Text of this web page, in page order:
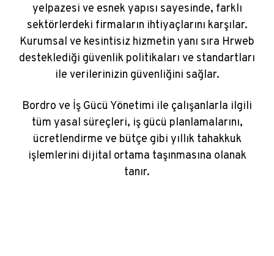
yelpazesi ve esnek yapısı sayesinde, farklı
sektörlerdeki firmaların ihtiyaçlarını karşılar.
Kurumsal ve kesintisiz hizmetin yanı sıra Hrweb
desteklediği güvenlik politikaları ve standartları
ile verilerinizin güvenliğini sağlar.
Bordro ve İş Gücü Yönetimi ile çalışanlarla ilgili
tüm yasal süreçleri, iş gücü planlamalarını,
ücretlendirme ve bütçe gibi yıllık tahakkuk
işlemlerini dijital ortama taşınmasına olanak
tanır.